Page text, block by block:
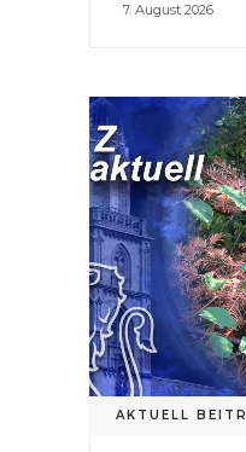
7. August 2026
AKTUELL